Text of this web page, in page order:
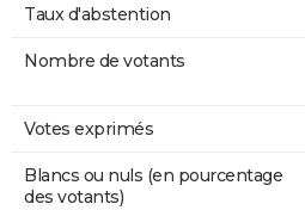
Taux d'abstention
Nombre de votants
Votes exprimés
Blancs ou nuls (en pourcentage
des votants)